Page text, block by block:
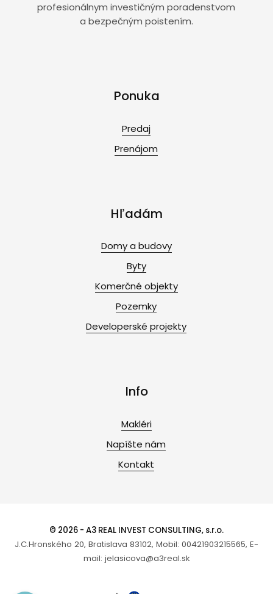
profesionálnym investičným poradenstvom
a bezpečným poistením.
Ponuka
Predaj
Prenájom
Hľadám
Domy a budovy
Byty
Komerčné objekty
Pozemky
Developerské projekty
Info
Makléri
Napíšte nám
Kontakt
© 2026 - A3 REAL INVEST CONSULTING, s.r.o.
J.C.Hronského 20, Bratislava 83102, Mobil: 00421903215565, E-
mail: jelasicova@a3real.sk